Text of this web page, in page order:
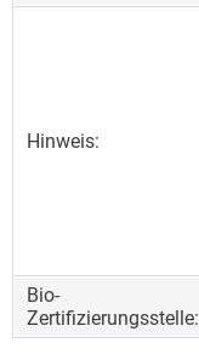
Hinweis:
Bio-
Zertifizierungsstelle: